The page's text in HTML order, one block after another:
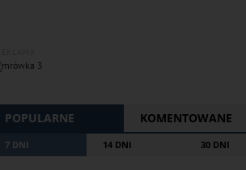
POPULARNE KOMENTOWANE
7 DNI 14 DNI 30 DNI